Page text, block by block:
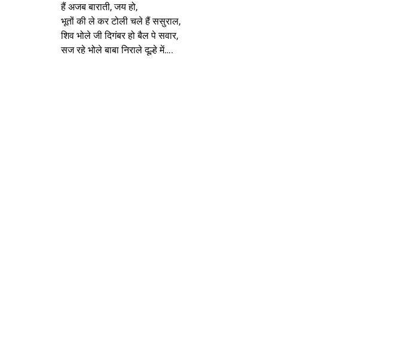
हैं अजब बाराती, जय हो,
भूतों की ले कर टोली चले हैं ससुराल,
शिव भोले जी दिगंबर हो बैल पे सवार,
सज रहे भोले बाबा निराले दूल्हे में….